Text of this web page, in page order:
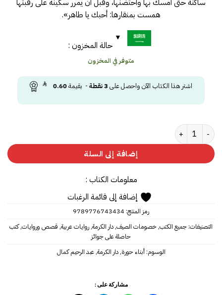
همست بمنقارها: أحبك يا طاهر».
حالة المخزون :
متوفر في المخزون
اشتر هذا الكتاب الآن واحصل على 3نقطة- بقيمة0.60
كمية أبناء حورة
إضافة إلى السلة
معلومات الكتاب :
إضافة إلى قائمة الرغبات
رمز المنتج: 9789776743434
التصنيفات: جميع الكتب,خصومات الصيف,دار الكرمة,روايات عربية, قصص وروايات,كتب
حاصلة على جوائز
الوسوم:أبناء حورة,دار الكرمة,عبد الرحيم كمال
مشاركة على :